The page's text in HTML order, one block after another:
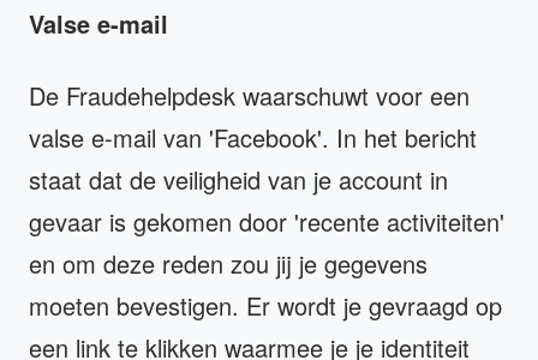
Valse e-mail
De Fraudehelpdesk waarschuwt voor een
valse e-mail van 'Facebook'. In het bericht
staat dat de veiligheid van je account in
gevaar is gekomen door 'recente activiteiten'
en om deze reden zou jij je gegevens
moeten bevestigen. Er wordt je gevraagd op
een link te klikken waarmee je je identiteit